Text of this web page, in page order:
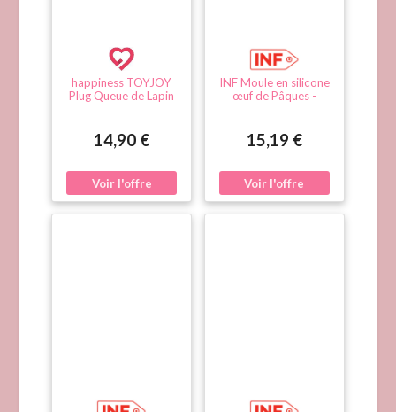
happiness TOYJOY
Plug Queue de Lapin
14,90 €
INF Moule en silicone
œuf de Pâques -
1109
15,19 €